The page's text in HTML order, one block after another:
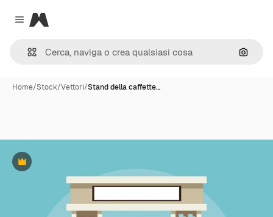
Close menu
Magnific
Cerca
Home/Stock/Vettori/Stand della caffette…
Premium